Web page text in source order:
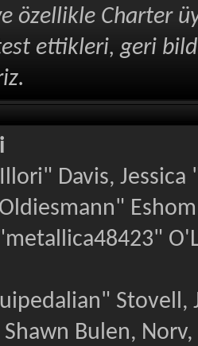
özellikle Charter
ettikleri, geri
Davis,
Stovell,
Bulen,